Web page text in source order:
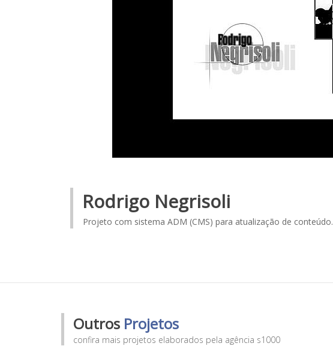
Rodrigo Negrisoli
Projeto com sistema ADM (CMS) para atualização de conteúdo.
Outros Projetos
confira mais projetos elaborados pela agência s1000